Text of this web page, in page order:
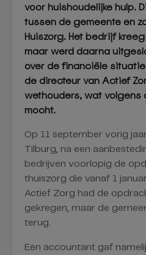
voor huishoudelijke hulp.
tussen de gemeente en
Huiszorg. Het bedrijf
maar werd daarna
over de financiële
de directeur van Actief
wethouders, wat volgens
mocht.
Op 11 september vorig
Tilburg, na een
bedrijven voorlopig de
thuiszorg die vanaf 1
Actief Zorg had de
gekregen, maar de
terug.
Een accountant gaf